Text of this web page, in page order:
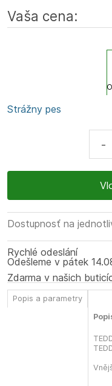
Vaša cena:
Strážny pes
-
Dostupnosť na
Rychlé odeslání
Odešleme v pátek
Zdarma v našich
Popis a parametry